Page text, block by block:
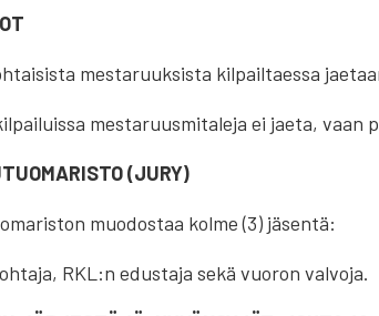
mestaruuksista kilpailtaessa
mestaruusmitaleja ei jaeta, vaan
(JURY)
muodostaa kolme (3) jäsentä:
RKL:n edustaja sekä vuoron valvoja.